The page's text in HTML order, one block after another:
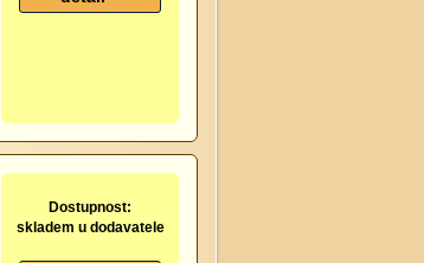
Dostupnost:
skladem u dodavatele